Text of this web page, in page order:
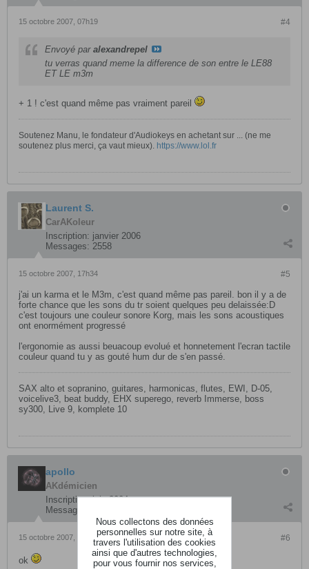
#4
15 octobre 2007, 07h19
Envoyé par alexandrepel
tu verras quand meme la difference de son entre le LE88
ET LE m3m
+ 1 ! c'est quand même pas vraiment pareil
Soutenez Manu, le fondateur d'Audiokeys en achetant sur ... (ne me
soutenez plus merci, ça vaut mieux). https://www.lol.fr
Laurent S.
CarAKoleur
Inscription: janvier 2006
Messages: 2558
#5
15 octobre 2007, 17h34
j'ai un karma et le M3m, c'est quand même pas pareil. bon il y a de
forte chance que les sons du tr soient quelques peu delaissée:D
c'est toujours une couleur sonore Korg, mais les sons acoustiques
ont enormément progressé
l'ergonomie as aussi beuacoup evolué et honnetement l'ecran tactile
couleur quand tu y as gouté hum dur de s'en passé.
SAX alto et sopranino, guitares, harmonicas, flutes, EWI, D-05,
voicelive3, beat buddy, EHX superego, reverb Immerse, boss
sy300, Live 9, komplete 10
apollo
AKdémicien
Inscription: juin 2004
Messages:
#6
15 octobre 2007, 17h50
ok
Nous collectons des données
personnelles sur notre site, à
travers l'utilisation des cookies
ainsi que d'autres technologies,
pour vous fournir nos services,